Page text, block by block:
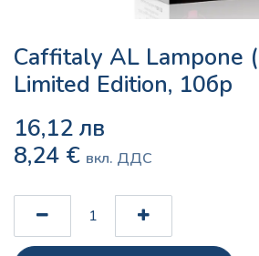
Caffitaly AL Lampone
Limited Edition, 10бр
16,12 лв
8,24 € вкл. ДДС